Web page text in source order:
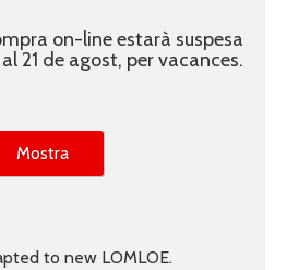
on-line estarà suspesa
21 de agost, per vacances.
Mostra
to new LOMLOE.